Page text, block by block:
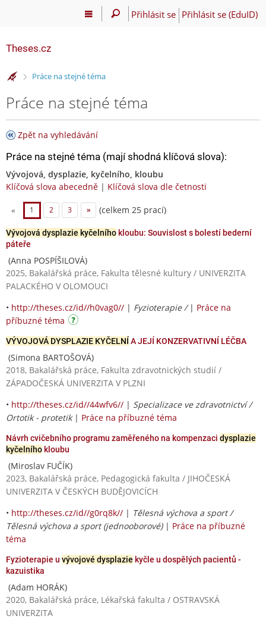
Přihlásit se Přihlásit se (EduID)
Theses.cz
>Práce na stejné téma
Práce na stejné téma
Zpět na vyhledávání
Práce na stejné téma (mají shodná klíčová slova):
Vývojová, dysplazie, kyčelního, kloubu
Klíčová slova abecedně | Klíčová slova dle četnosti
« 1 2 3 » (celkem 25 prací)
Vývojová dysplazie kyčelního kloubu: Souvislost s bolestí bederní
páteře
(Anna POSPÍŠILOVÁ)
2025, Bakalářská práce, Fakulta tělesné kultury / UNIVERZITA
PALACKÉHO V OLOMOUCI
• http://theses.cz/id//h0vag0// | Fyzioterapie / | Práce na
příbuzné téma
VÝVOJOVÁ DYSPLAZIE KYČELNÍ A JEJÍ KONZERVATIVNÍ LÉČBA
(Simona BARTOŠOVÁ)
2018, Bakalářská práce, Fakulta zdravotnických studií /
ZÁPADOČESKÁ UNIVERZITA V PLZNI
• http://theses.cz/id//44wfv6// | Specializace ve zdravotnictví /
Ortotik - protetik| Práce na příbuzné téma
Návrh cvičebního programu zaměřeného na kompenzaci dysplazie
kyčelního kloubu
(Miroslav FUČÍK)
2023, Bakalářská práce, Pedagogická fakulta / JIHOČESKÁ
UNIVERZITA V ČESKÝCH BUDĚJOVICÍCH
• http://theses.cz/id//g0rq8k// | Tělesná výchova a sport /
Tělesná výchova a sport (jednooborové)| Práce na příbuzné
téma
Fyzioterapie u vývojové dysplazie kyčle u dospělých pacientů -
kazuistika
(Adam HORÁK)
2020, Bakalářská práce, Lékařská fakulta / OSTRAVSKÁ
UNIVERZITA